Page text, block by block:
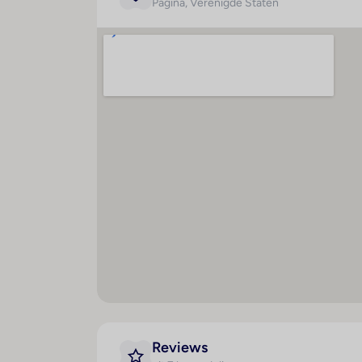
De volgende creditcards worden in het
Badkamer
Reviews